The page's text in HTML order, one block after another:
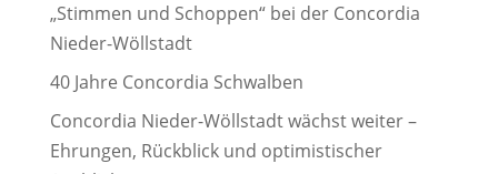
„Stimmen und Schoppen“ bei der Concordia
Nieder-Wöllstadt
40 Jahre Concordia Schwalben
Concordia Nieder-Wöllstadt wächst weiter –
Ehrungen, Rückblick und optimistischer